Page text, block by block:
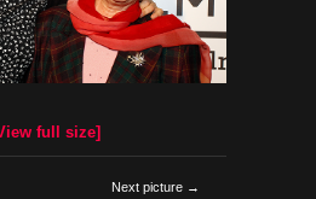
full size]
Next picture →